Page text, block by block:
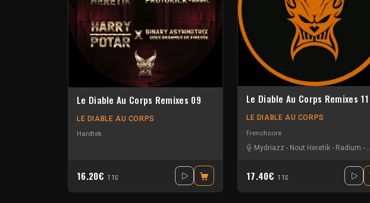
Le Diable Au Corps Remixes 09
LE DIABLE AU CORPS
Hardtek
16.20€ TTC
Le Diable Au Corps Remixes 11
LE DIABLE AU CORPS
Frenchcore
Mydriazz - Nout Heretik - Radium -
17.40€ TTC